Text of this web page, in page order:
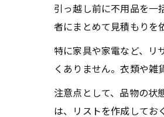
引っ越し前に不用品を一
者にまとめて見積もりを
特に家具や家電など、リ
くありません。衣類や雑
注意点として、品物の状
は、リストを作成してお